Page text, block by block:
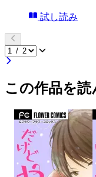
試し読み
この作品を